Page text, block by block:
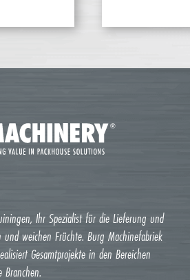
Ihr Spezialist für die Lieferung und
weichen Früchte. Burg Machinefabriek
Gesamtprojekte in den Bereichen